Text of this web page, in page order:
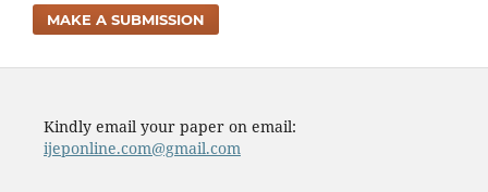
MAKE A SUBMISSION
Kindly email your paper on email:
ijeponline.com@gmail.com